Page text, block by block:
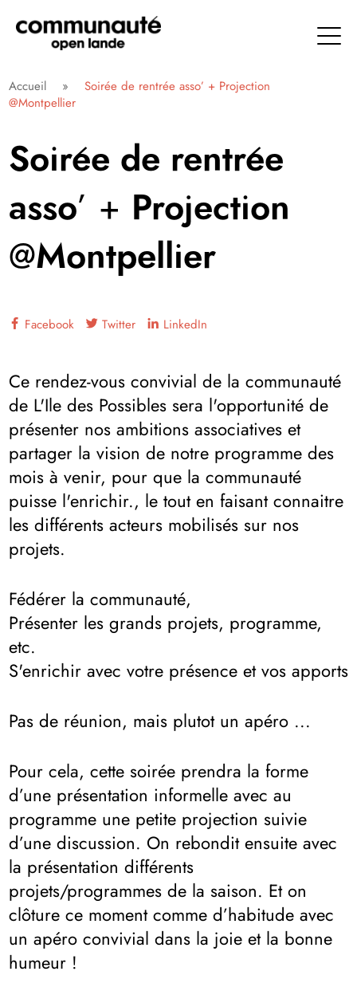
directement
contenu
Communauté Open Lande
Accueil »
Soirée de rentrée asso’ + Projection
@Montpellier
Soirée de rentrée
asso’ + Projection
@Montpellier
Facebook Twitter LinkedIn
Ce rendez-vous convivial de la communauté
de L'Ile des Possibles sera l'opportunité de
présenter nos ambitions associatives et
partager la vision de notre programme des
mois à venir, pour que la communauté
puisse l'enrichir., le tout en faisant connaitre
les différents acteurs mobilisés sur nos
projets.
Fédérer la communauté,
Présenter les grands projets, programme,
etc.
S'enrichir avec votre présence et vos apports
Pas de réunion, mais plutot un apéro ...
Pour cela, cette soirée prendra la forme
d’une présentation informelle avec au
programme une petite projection suivie
d’une discussion. On rebondit ensuite avec
la présentation différents
projets/programmes de la saison. Et on
clôture ce moment comme d’habitude avec
un apéro convivial dans la joie et la bonne
humeur !